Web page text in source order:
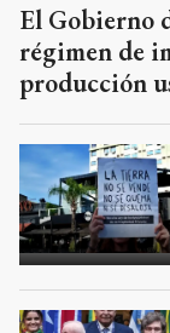
El Gobierno
régimen de
producción